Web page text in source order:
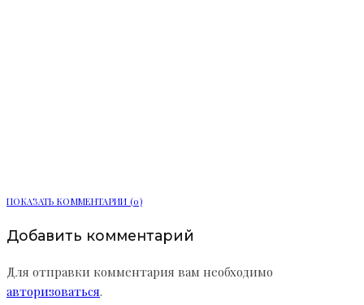
ПОКАЗАТЬ КОММЕНТАРИИ (0)
Добавить комментарий
Для отправки комментария вам необходимо
авторизоваться.